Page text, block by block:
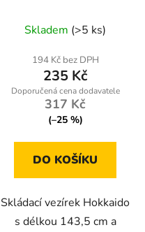
hodnocení
produktu
je
5,0
z
hvězdiček.
Skladem (>5 ks)
194 Kč bez DPH
235 Kč
317 Kč
(–25 %)
DO KOŠÍKU
Skládací vezírek Hokkaido
s délkou 143,5 cm a